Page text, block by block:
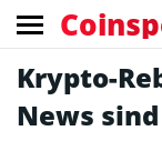
Krypto-
News